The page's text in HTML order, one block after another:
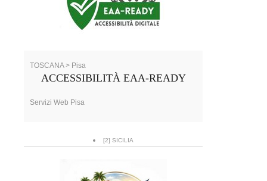
TOSCANA > Pisa
ACCESSIBILITÀ EAA-READY
Servizi Web Pisa
[2] SICILIA